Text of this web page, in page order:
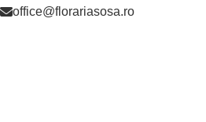
office@florariasosa.ro